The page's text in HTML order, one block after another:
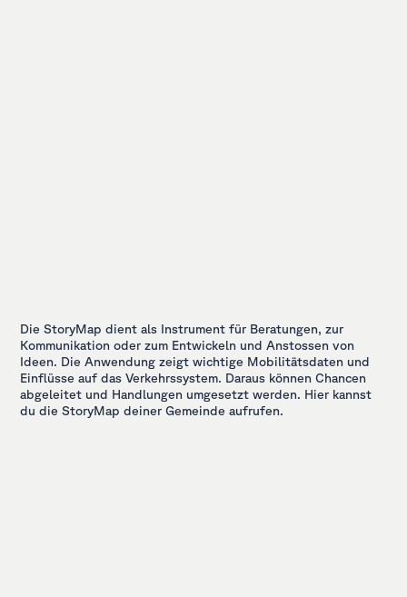
Die StoryMap dient als Instrument für Beratungen, zur
Kommunikation oder zum Entwickeln und Anstossen von
Ideen. Die Anwendung zeigt wichtige Mobilitätsdaten und
Einflüsse auf das Verkehrssystem. Daraus können Chancen
abgeleitet und Handlungen umgesetzt werden. Hier kannst
du die StoryMap deiner Gemeinde aufrufen.